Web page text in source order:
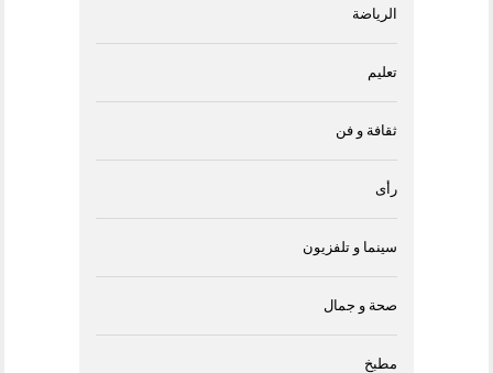
الرياضة
تعليم
ثقافة و فن
رأى
سينما و تلفزيون
صحة و جمال
مطبخ